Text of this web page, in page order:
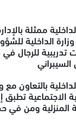
ممثلة
وزارة الداخلية
تدريبية للرجال
السيبراني
بالتعاون مع
الاجتماعية
المنزلية ومن في